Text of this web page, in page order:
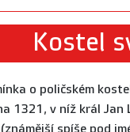
Kostel
o poličském
1321, v níž král Jan